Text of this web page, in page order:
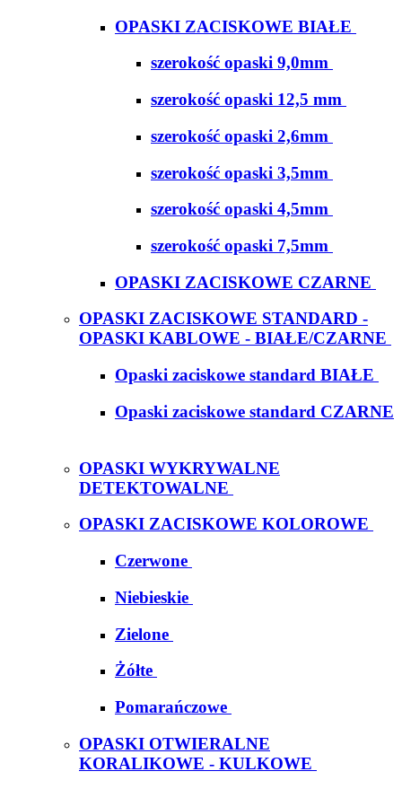
OPASKI ZACISKOWE BIAŁE
szerokość opaski 9,0mm
szerokość opaski 12,5 mm
szerokość opaski 2,6mm
szerokość opaski 3,5mm
szerokość opaski 4,5mm
szerokość opaski 7,5mm
OPASKI ZACISKOWE CZARNE
OPASKI ZACISKOWE STANDARD -
OPASKI KABLOWE - BIAŁE/CZARNE
Opaski zaciskowe standard BIAŁE
Opaski zaciskowe standard CZARNE
OPASKI WYKRYWALNE
DETEKTOWALNE
OPASKI ZACISKOWE KOLOROWE
Czerwone
Niebieskie
Zielone
Żółte
Pomarańczowe
OPASKI OTWIERALNE
KORALIKOWE - KULKOWE